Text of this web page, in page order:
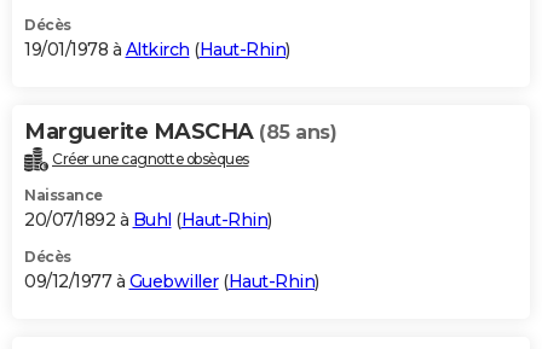
Décès
19/01/1978 à Altkirch (Haut-Rhin)
Marguerite MASCHA (85 ans)
Créer une cagnotte obsèques
Naissance
20/07/1892 à Buhl (Haut-Rhin)
Décès
09/12/1977 à Guebwiller(Haut-Rhin)